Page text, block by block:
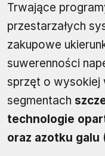
Trwające
przestarzałych
zakupowe
suwerenności
sprzęt o wysokiej
segmentach
technologie
oraz azotku galu